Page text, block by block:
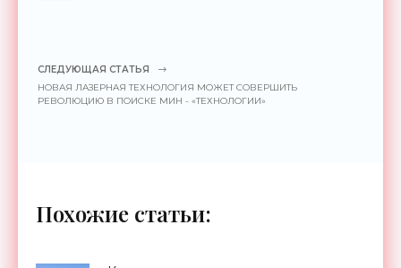
СЛЕДУЮЩАЯ СТАТЬЯ
НОВАЯ ЛАЗЕРНАЯ ТЕХНОЛОГИЯ МОЖЕТ СОВЕРШИТЬ
РЕВОЛЮЦИЮ В ПОИСКЕ МИН - «ТЕХНОЛОГИИ»
Похожие статьи: